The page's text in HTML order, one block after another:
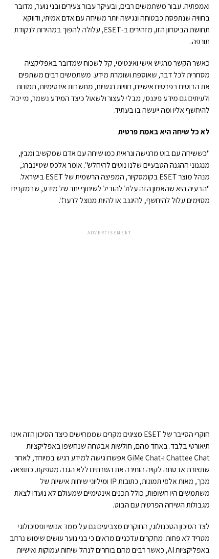
ואמפתיה. עבור משתמשים רבים, ובעיקר עבור צעירים ובני נוער, מדובר
בחוויה שנתפסת כבטוחה ונגישה יותר משיחה עם אדם אמיתי, ודווקא
תחושת הביטחון הזו, מזהירים ב-ESET, עלולה להפוך במהירות לנקודת
תורפה.
כאשר הקשר מרגיש אישי ואינטימי, קל לשכוח שמדובר באפליקציה
מסחרית לכל דבר, שאוספת ושומרת מידע. משתמשים רבים משתפים
את הבוטים בפרטים אישיים, חוויות רגשיות, מחשבות אינטימיות, תמונות
ולעיתים גם מידע פיננסי, מבלי לעצור ולשאול כיצד המידע נשמר, מי יכול
להיחשף אליו ומה ייעשה בו בעתיד.
לא כל שיחה היא באמת פרטית
"כששיחה עם בוט מרגישה ונראית כמו שיחה עם אדם שמקשיב ומבין,
מנגנוני ההגנה הטבעיים שלנו נוטים להיחלש". אומר אלכס שטיינברג,
מנהל מוצר ESET בקומסקיור, המפיצה הרשמית של ESET בישראל.
"הבעיה היא שהאמון הזה עלול להוביל לשיתוף יתר של מידע, שבמקרים
מסוימים עלול להיחשף, להיגנב או להיות מנוצל לרעה".
ADVERTISEMENT
חוקרי הסייבר של ESET מציגים מקרים שממחישים כיצד הסיכון הזה אינו
תיאורטי בלבד. באחד מהם, חולשות אבטחה שנחשפו באפליקציות
Chattee Chat ו-GiMe Chat אפשרו גישה למידע רגיש במיוחד, לאחר
שתצורת אבטחה לקויה הותירה את השרתים ללא הגנה מספקת. כתוצאה
מכך, מאות אלפי תמונות, כתובות IP ומיליוני שיחות אישיות של
משתמשים היו חשופות, כולל תכנים אינטימיים שמעולם לא נועדו לצאת
מגבולות השיחה הפרטית עם הבוט.
לצד הסיכון הטכנולוגי, החוקרים מצביעים גם על ממד אנושי ופסיכולוגי
מטריד לא פחות. מחקרים עדכניים מראים כי בני נוער עושים שימוש נרחב
באפליקציות AI, כאשר רבים מהם בוחרים לנהל שיחות עמוקות ואישיות